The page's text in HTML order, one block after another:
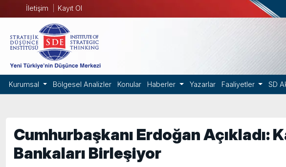
İletişim Kayıt Ol
Kurumsal Bölgesel Analizler Konular Haberler Yazarlar Faaliyetler SD
Cumhurbaşkanı Erdoğan Açıkladı:
Bankaları Birleşiyor